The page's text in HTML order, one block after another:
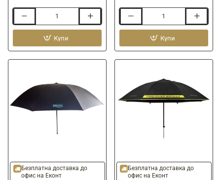
RIVE
Brolly
Купи
RIVE
2.60m
Купи
Безплатна доставка до
офис на Еконт
-15%
Безплатна доставка до
офис на Еконт